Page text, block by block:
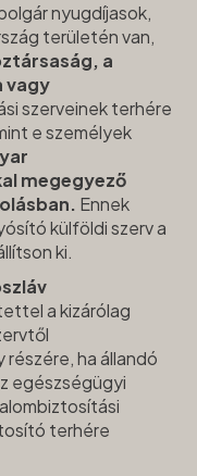
nyugdíjasok,
területén van,
a
vagy
szerveinek terhére
e személyek
megegyező
Ennek
külföldi szerv a
ki.
a kizárólag
ha állandó
egészségügyi
terhére